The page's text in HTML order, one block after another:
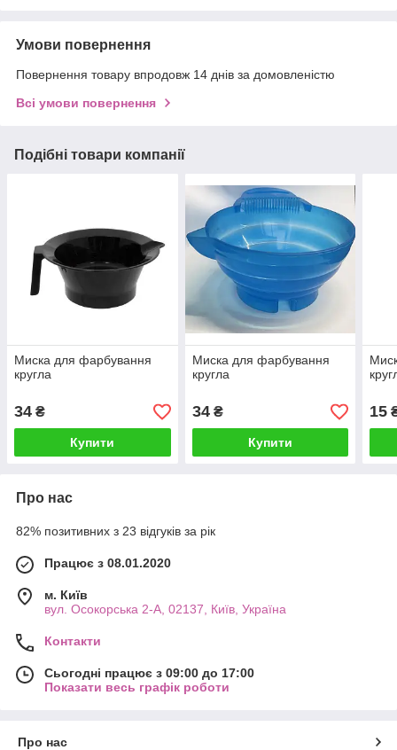
Умови повернення
Повернення товару впродовж 14 днів за домовленістю
Всі умови повернення
Подібні товари компанії
Миска для фарбування
кругла
34 ₴
Купити
Миска для фарбування
кругла
34₴
Купити
15
Про нас
82% позитивних з 23 відгуків за рік
Працює з 08.01.2020
м. Київ
вул. Осокорська 2-А, 02137, Київ, Україна
Контакти
Сьогодні працює з 09:00 до 17:00
Показати весь графік роботи
Про нас